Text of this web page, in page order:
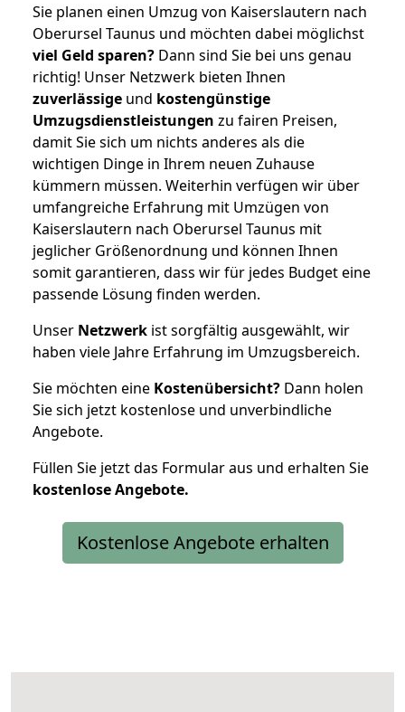
Sie planen einen Umzug von Kaiserslautern nach
Oberursel Taunus und möchten dabei möglichst
viel Geld sparen? Dann sind Sie bei uns genau
richtig! Unser Netzwerk bieten Ihnen
zuverlässige und kostengünstige
Umzugsdienstleistungen zu fairen Preisen,
damit Sie sich um nichts anderes als die
wichtigen Dinge in Ihrem neuen Zuhause
kümmern müssen. Weiterhin verfügen wir über
umfangreiche Erfahrung mit Umzügen von
Kaiserslautern nach Oberursel Taunus mit
jeglicher Größenordnung und können Ihnen
somit garantieren, dass wir für jedes Budget eine
passende Lösung finden werden.
Unser Netzwerk ist sorgfältig ausgewählt, wir
haben viele Jahre Erfahrung im Umzugsbereich.
Sie möchten eine Kostenübersicht? Dann holen
Sie sich jetzt kostenlose und unverbindliche
Angebote.
Füllen Sie jetzt das Formular aus und erhalten Sie
kostenloseAngebote.
Kostenlose Angebote erhalten